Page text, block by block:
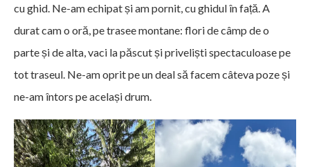
cu ghid. Ne-am echipat și am pornit, cu ghidul în față. A
durat cam o oră, pe trasee montane: flori de câmp de o
parte și de alta, vaci la păscut și priveliști spectaculoase pe
tot traseul. Ne-am oprit pe un deal să facem câteva poze și
ne-am întors pe același drum.